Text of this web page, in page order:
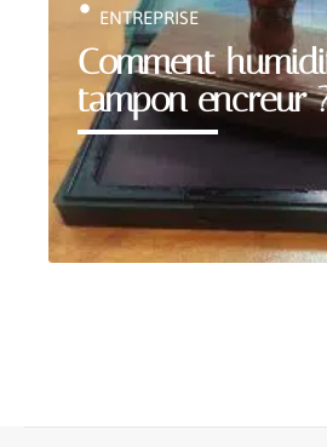
Comment
tampon encreur
ENTREPRISE